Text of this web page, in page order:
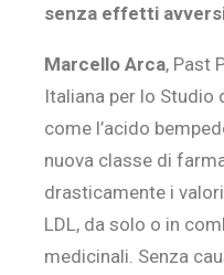
senza effetti
Marcello Arca, Past
Italiana per lo Studio
come l’acido
nuova classe di
drasticamente i
LDL, da solo o in
medicinali. Senza